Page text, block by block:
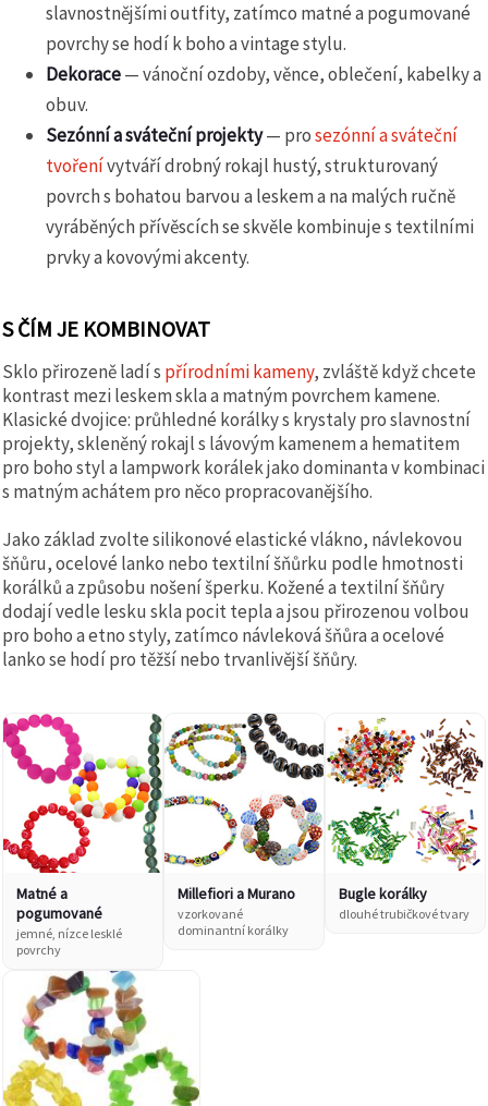
slavnostnějšími outfity, zatímco matné a pogumované
povrchy se hodí k boho a vintage stylu.
Dekorace— vánoční ozdoby, věnce, oblečení, kabelky a
obuv.
Sezónní a sváteční projekty— prosezónní a sváteční
tvořenívytváří drobný rokajl hustý, strukturovaný
povrch s bohatou barvou a leskem a na malých ručně
vyráběných přívěscích se skvěle kombinuje s textilními
prvky a kovovými akcenty.
S ČÍM JE KOMBINOVAT
Sklo přirozeně ladí s přírodními kameny, zvláště když chcete
kontrast mezi leskem skla a matným povrchem kamene.
Klasické dvojice: průhledné korálky s krystaly pro slavnostní
projekty, skleněný rokajl s lávovým kamenem a hematitem
pro boho styl a lampwork korálek jako dominanta v kombinaci
s matným achátem pro něco propracovanějšího.
Jako základ zvolte silikonové elastické vlákno, návlekovou
šňůru, ocelové lanko nebo textilní šňůrku podle hmotnosti
korálků a způsobu nošení šperku. Kožené a textilní šňůry
dodají vedle lesku skla pocit tepla a jsou přirozenou volbou
pro boho a etno styly, zatímco návleková šňůra a ocelové
lanko se hodí pro těžší nebo trvanlivější šňůry.
Matné a
pogumované
jemné, nízce lesklé
povrchy
Millefiori a Murano
vzorkované
dominantní korálky
Bugle korálky
dlouhé trubičkové tvary